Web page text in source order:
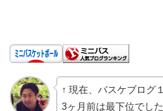
↑ 現在、バスケブログ
3ヶ月前は最下位でし